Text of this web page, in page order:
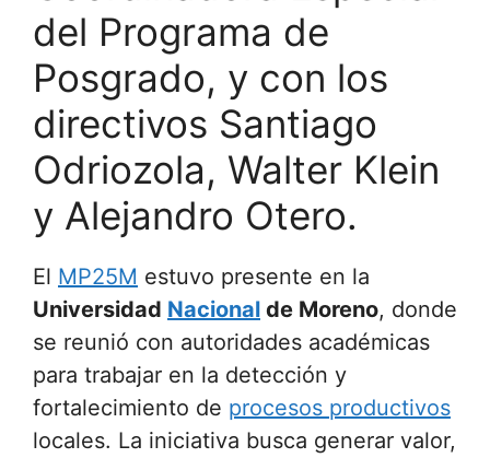
del Programa de
Posgrado, y con los
directivos Santiago
Odriozola, Walter Klein
y Alejandro Otero.
El MP25M estuvo presente en la
Universidad Nacional de Moreno, donde
se reunió con autoridades académicas
para trabajar en la detección y
fortalecimiento de procesos productivos
locales. La iniciativa busca generar valor,